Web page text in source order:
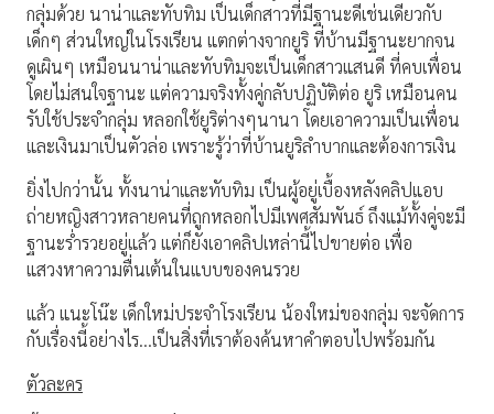
กลุ่มด้วย นาน่าและทับทิม เป็นเด็กสาวที่มีฐานะดีเช่นเดียวกับ
เด็กๆ ส่วนใหญ่ในโรงเรียน แตกต่างจากยูริ ที่บ้านมีฐานะยากจน
ดูเผินๆ เหมือนนาน่าและทับทิมจะเป็นเด็กสาวแสนดี ที่คบเพื่อน
โดยไม่สนใจฐานะ แต่ความจริงทั้งคู่กลับปฏิบัติต่อ ยูริ เหมือนคน
รับใช้ประจำกลุ่ม หลอกใช้ยูริต่างๆนานา โดยเอาความเป็นเพื่อน
และเงินมาเป็นตัวล่อ เพราะรู้ว่าที่บ้านยูริลำบากและต้องการเงิน
ยิ่งไปกว่านั้น ทั้งนาน่าและทับทิม เป็นผู้อยู่เบื้องหลังคลิปแอบ
ถ่ายหญิงสาวหลายคนที่ถูกหลอกไปมีเพศสัมพันธ์ ถึงแม้ทั้งคู่จะมี
ฐานะร่ำรวยอยู่แล้ว แต่ก็ยังเอาคลิปเหล่านี้ไปขายต่อ เพื่อ
แสวงหาความตื่นเต้นในแบบของคนรวย
แล้ว แนะโน๊ะ เด็กใหม่ประจำโรงเรียน น้องใหม่ของกลุ่ม จะจัดการ
กับเรื่องนี้อย่างไร…เป็นสิ่งที่เราต้องค้นหาคำตอบไปพร้อมกัน
ตัวละคร